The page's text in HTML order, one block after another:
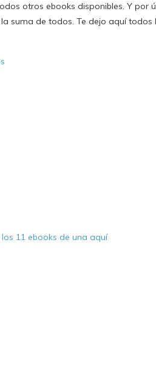
otros ebooks disponibles. Y por
suma de todos. Te dejo aquí
11 ebooks de una aquí